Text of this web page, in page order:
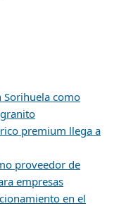
Sorihuela como
premium llega a
proveedor de
empresas
en el